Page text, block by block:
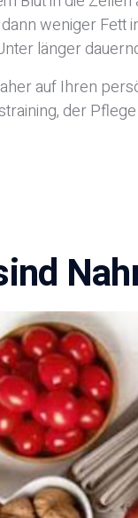
weniger Fett
länger
auf Ihren
der